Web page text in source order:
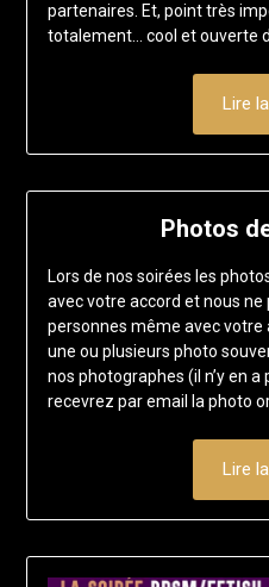
partenaires. Et, point très
totalement… cool et ouverte
Lire
Photos
Lors de nos soirées les
avec votre accord et nous ne
personnes même avec votre
une ou plusieurs photo
nos photographes (il n’y en
recevrez par email la photo
Lire